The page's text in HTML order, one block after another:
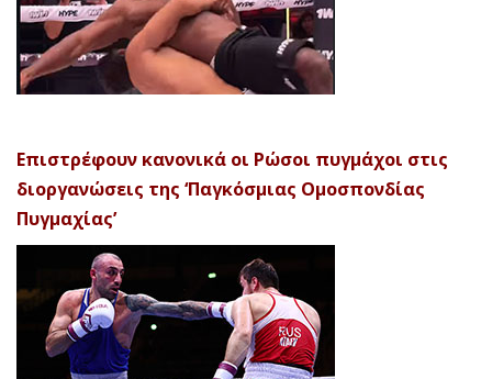
Επιστρέφουν κανονικά οι Ρώσοι πυγμάχοι στις
διοργανώσεις της ‘Παγκόσμιας Ομοσπονδίας
Πυγμαχίας’